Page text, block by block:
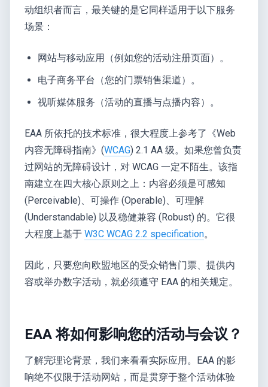
动组织者而言，最关键的是它同样适用于以下服务
场景：
网站与移动应用（例如您的活动注册页面）。
电子商务平台（您的门票销售渠道）。
视听媒体服务（活动的直播与点播内容）。
EAA 所依托的技术标准，很大程度上参考了《Web
内容无障碍指南》(WCAG) 2.1 AA 级。如果您曾负责
过网站的无障碍设计，对 WCAG 一定不陌生。该指
南建立在四大核心原则之上：内容必须是可感知
(Perceivable)、可操作 (Operable)、可理解
(Understandable) 以及稳健兼容 (Robust) 的。它很
大程度上基于 W3C WCAG 2.2 specification。
因此，只要您向欧盟地区的受众销售门票、提供内
容或举办数字活动，就必须遵守 EAA 的相关规定。
EAA 将如何影响您的活动与会议？
了解完理论背景，我们来看看实际应用。EAA 的影
响绝不仅限于活动网站，而是贯穿于整个活动体验